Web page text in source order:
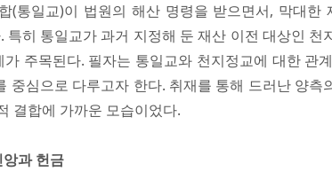
(통일교)이 법원의 해산 명령을 받으면서, 막대한
특히 통일교가 과거 지정해 둔 재산 이전 대상인 천
주목된다. 필자는 통일교와 천지정교에 대한 관
중심으로 다루고자 한다. 취재를 통해 드러난 양측
결합에 가까운 모습이었다.
과 헌금